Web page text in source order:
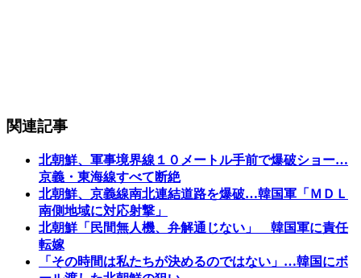
関連記事
北朝鮮、軍事境界線１０メートル手前で爆破ショー…
京義・東海線すべて断絶
北朝鮮、京義線南北連結道路を爆破…韓国軍「ＭＤＬ
南側地域に対応射撃」
北朝鮮「民間無人機、弁解通じない」 韓国軍に責任
転嫁
「その時間は私たちが決めるのではない」…韓国にボ